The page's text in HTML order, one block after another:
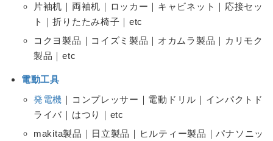
片袖机｜両袖机｜ロッカー｜キャビネット｜応接セッ
ト｜折りたたみ椅子｜etc
コクヨ製品｜コイズミ製品｜オカムラ製品｜カリモク
製品｜etc
電動工具
発電機 ｜コンプレッサー｜電動ドリル｜インパクトド
ライバ｜はつり｜etc
makita製品｜日立製品｜ヒルティー製品｜パナソニッ